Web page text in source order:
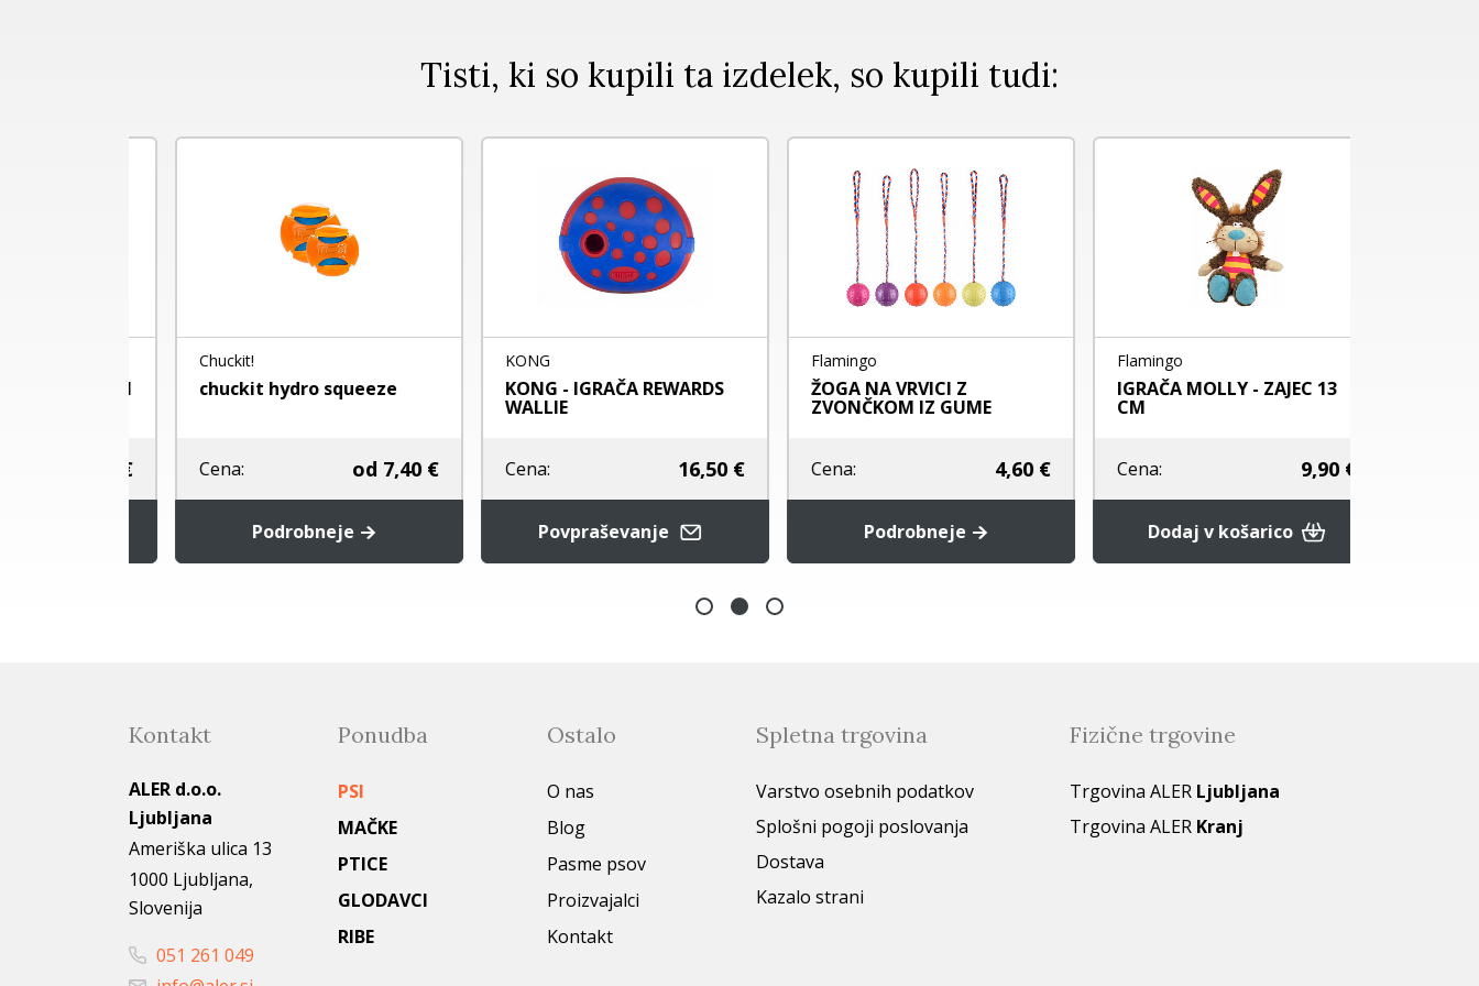
Tisti, ki so kupili ta izdelek, so kupili tudi:
Chuckit!
chuckit hydro squeeze
Cena: 7,40 €
Podrobneje
KONG
KONG - IGRAČA REWARDS
WALLIE
Cena: 16,50 €
Povpraševanje
Flamingo
ŽOGA NA VRVICI Z
ZVONČKOM IZ GUME
Cena: 4,60 €
Podrobneje
Flamingo
IGRAČA MOLLY - ZAJEC 13
Cena: 9,90 €
Dodaj v košarico
Kontakt
ALER d.o.o.
Ljubljana
Ameriška ulica 13
1000 Ljubljana,
Slovenija
051 261 049
Ponudba
PSI
MAČKE
PTICE
GLODAVCI
RIBE
Ostalo
O nas
Blog
Pasme psov
Proizvajalci
Kontakt
Spletna trgovina
Varstvo osebnih podatkov
Splošni pogoji poslovanja
Dostava
Kazalo strani
Fizične trgovine
Trgovina ALER Ljubljana
Trgovina ALER Kranj